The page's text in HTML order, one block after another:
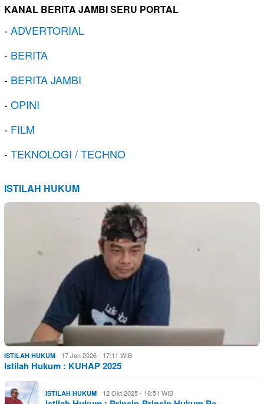
KANAL BERITA JAMBI SERU PORTAL
-ADVERTORIAL
- BERITA
- BERITA JAMBI
-OPINI
- FILM
-TEKNOLOGI / TECHNO
ISTILAH HUKUM
ISTILAH HUKUM 17 Jan 2026 - 17:11 WIB
Istilah Hukum : KUHAP 2025
ISTILAH HUKUM 12 Okt 2025 - 16:51 WIB